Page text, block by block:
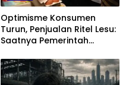
Optimisme Konsumen
Turun, Penjualan Ritel Lesu:
Saatnya Pemerintah
Fokus Membenahi Ekonomi
Domestik